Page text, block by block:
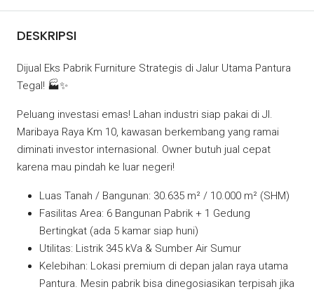
DESKRIPSI
Dijual Eks Pabrik Furniture Strategis di Jalur Utama Pantura
Tegal! 🏭✨
Peluang investasi emas! Lahan industri siap pakai di Jl.
Maribaya Raya Km 10, kawasan berkembang yang ramai
diminati investor internasional. Owner butuh jual cepat
karena mau pindah ke luar negeri!
Luas Tanah / Bangunan: 30.635 m² / 10.000 m² (SHM)
Fasilitas Area: 6 Bangunan Pabrik + 1 Gedung
Bertingkat (ada 5 kamar siap huni)
Utilitas: Listrik 345 kVa & Sumber Air Sumur
Kelebihan: Lokasi premium di depan jalan raya utama
Pantura. Mesin pabrik bisa dinegosiasikan terpisah jika